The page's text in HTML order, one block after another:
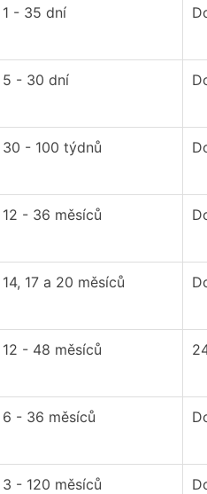
1 - 35 dní
5 - 30 dní
30 - 100 týdnů
12 - 36 měsíců
14, 17 a 20 měsíců
12 - 48 měsíců
6 - 36 měsíců
3 - 120 měsíců